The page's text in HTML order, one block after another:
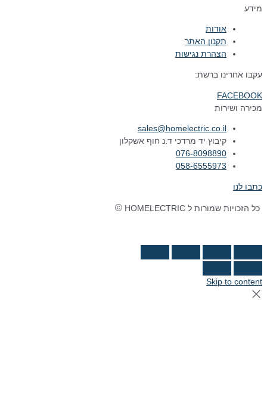
מידע
אודות
תקנון האתר
הצהרת נגישות
עקבו אחרינו ברשת:
FACEBOOK
מכירה ושירות
sales@homelectric.co.il
קיבוץ יד מרדכי ד.נ חוף אשקלון
076-8098890
058-6555973
כתבו לנו
כל הזכויות שמורות ל HOMELECTRIC ©
Skip to content